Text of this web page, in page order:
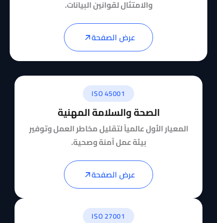
والامتثال لقوانين البيانات.
عرض الصفحة
ISO 45001
الصحة والسلامة المهنية
المعيار الأول عالمياً لتقليل مخاطر العمل وتوفير
بيئة عمل آمنة وصحية.
عرض الصفحة
ISO 27001